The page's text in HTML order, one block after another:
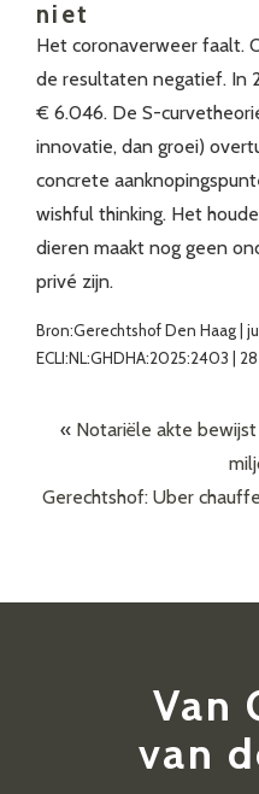
niet
Het coronaverweer faalt.
de resultaten negatief. In
€ 6.046. De S-
innovatie, dan groei)
concrete
wishful thinking. Het
dieren maakt nog geen
privé zijn.
Bron:Gerechtshof Den Haag |
ECLI:NL:GHDHA:2025:2403 |
« Notariële akte
Gerechtshof: Uber
Van
van